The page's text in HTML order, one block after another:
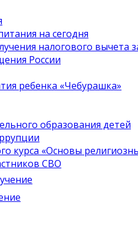
на сегодня
налогового вычета
России
ребенка «Чебурашка»
образования детей
курса «Основы
СВО